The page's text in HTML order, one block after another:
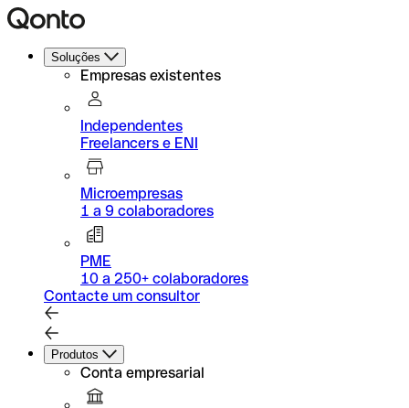
Soluções
Empresas existentes
Independentes
Freelancers e ENI
Microempresas
1 a 9 colaboradores
PME
10 a 250+ colaboradores
Contacte um consultor
Produtos
Conta empresarial